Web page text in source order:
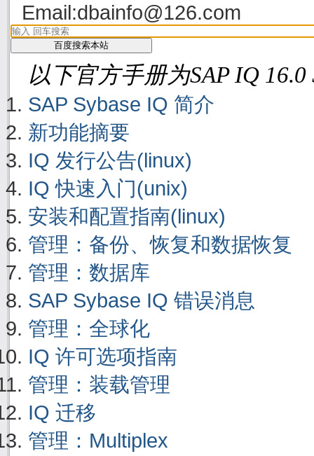
Email:dbainfo@126.com
以下官方手册为SAP IQ
SAP Sybase IQ 简介
新功能摘要
IQ 发行公告(linux)
IQ 快速入门(unix)
安装和配置指南(linux)
管理：备份、恢复和数据恢复
管理：数据库
SAP Sybase IQ 错误消息
管理：全球化
IQ 许可选项指南
管理：装载管理
IQ 迁移
管理：Multiplex